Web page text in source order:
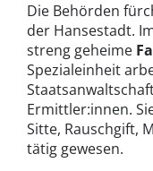
Die Behörden
der Hansestadt.
streng geheime
Spezialeinheit
Ermittler:innen.
Sitte, Rauschgift,
tätig gewesen.